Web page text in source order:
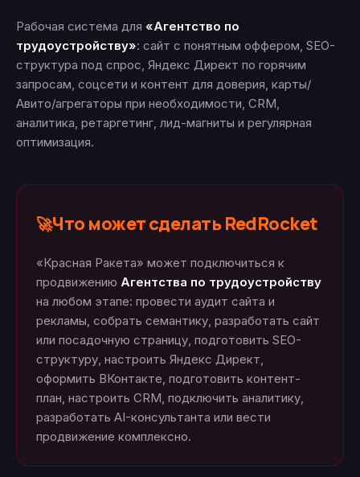
Рабочая система для «Агентство по
трудоустройству»: сайт с понятным оффером, SEO-
структура под спрос, Яндекс Директ по горячим
запросам, соцсети и контент для доверия, карты/
Авито/агрегаторы при необходимости, CRM,
аналитика, ретаргетинг, лид-магниты и регулярная
оптимизация.
🚀Что может сделать RedRocket
«Красная Ракета» может подключиться к
продвижению Агентства по трудоустройству
на любом этапе: провести аудит сайта и
рекламы, собрать семантику, разработать сайт
или посадочную страницу, подготовить SEO-
структуру, настроить Яндекс Директ,
оформить ВКонтакте, подготовить контент-
план, настроить CRM, подключить аналитику,
разработать AI-консультанта или вести
продвижение комплексно.